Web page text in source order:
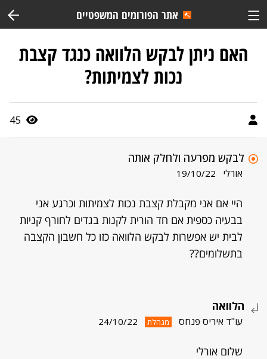
אתר הפורומים המשפטיים
האם ניתן לבקש הלוואה כנגד קצבת
נכות לצמיתות?
45
לבקש מפרעה ולחלק אותה
אורלי 19/10/22
היי אם אני מקבלת קצבת נכות לצמיתות וכרגע אני
בבעיה כספית אם חד הורית לקנות בגדים לחורף קניות
לבית יש אפשרות לבקש הלוואה כזו כל חשבון הקצבה
בתשלומים??
הלוואה
עו"ד איריס פנחס מנהלת 24/10/22
שלום אורלי